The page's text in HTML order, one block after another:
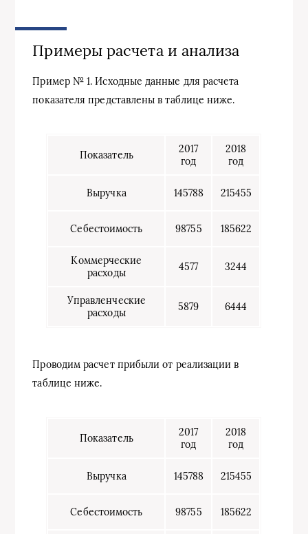
Примеры расчета и анализа
Пример № 1. Исходные данные для расчета
показателя представлены в таблице ниже.
Показатель
2017
год
2018
год
Выручка 145788 215455
Себестоимость 98755 185622
Коммерческие
расходы
4577 3244
Управленческие
расходы
5879 6444
Проводим расчет прибыли от реализации в
таблице ниже.
Показатель
2017
год
2018
год
Выручка 145788 215455
Себестоимость 98755 185622